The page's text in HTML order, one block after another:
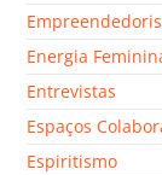
Energia
Entrevistas
Espaços
Espiritismo